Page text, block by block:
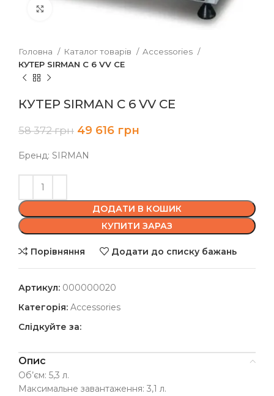
Клацніть, щоб збільшити
Головна Каталог товарів
Accessories
КУТЕР SIRMAN C 6 VV CE
КУТЕР SIRMAN C 6 VV CE
58 372грн 49 616 грн
Бренд: SIRMAN
ДОДАТИ В КОШИК
КУПИТИ ЗАРАЗ
Порівняння Додати до списку бажань
Артикул: 000000020
Категорія: Accessories
Слідкуйте за:
Опис
Об’єм: 5,3 л.
Максимальне завантаження: 3,1 л.